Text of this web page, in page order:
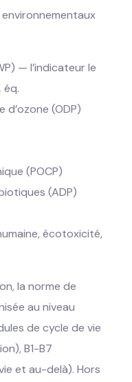
— l’indicateur le
éq.
(ODP)
(POCP)
(ADP)
écotoxicité,
la norme de
au niveau
de cycle de vie
B1-B7
et au-delà). Hors